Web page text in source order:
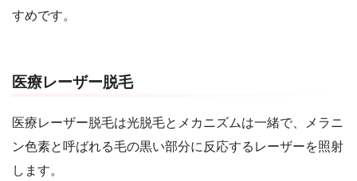
すめです。
医療レーザー脱毛
医療レーザー脱毛は光脱毛とメカニズムは一緒で、メラニ
ン色素と呼ばれる毛の黒い部分に反応するレーザーを照射
します。